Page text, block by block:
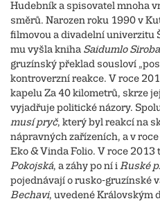
Hudebník a spisovatel mnoha
směrů. Narozen roku 1990 v
filmovou a divadelní univerzitu
mu vyšla kniha Saidumlo Siroba
gruzínský překlad sousloví
kontroverzní reakce. V roce
kapelu Za 40 kilometrů, skrze
vyjadřuje politické názory.
musí pryč, který byl reakcí na
nápravných zařízeních, a v
Eko & Vinda Folio. V roce
Pokojská, a záhy po ní i Ruské
pojednávají o rusko-gruzínské
Bechavi, uvedené Královským